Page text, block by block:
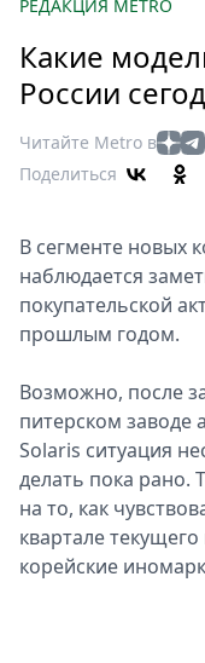
Мир
Еда
Туризм
Театр
Кино
Афиша
Книги
Пресс-
релизы
О
Metro
Стримы
РЕДАКЦИЯ METRO
Какие
России
Читайте Metro в
Поделиться
В сегменте новых
наблюдается
покупательской
прошлым годом.
Возможно, после
питерском заводе
Solaris ситуация
делать пока рано.
на то, как
квартале
корейские